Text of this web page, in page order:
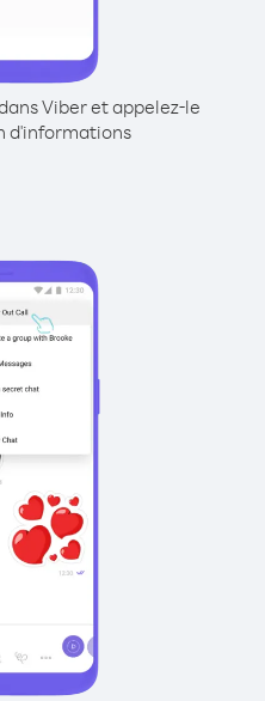
Viber et appelez-le
d'informations